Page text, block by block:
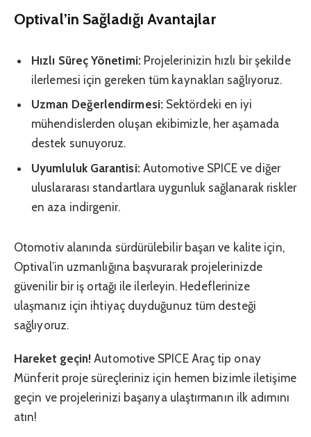
Optival’in Sağladığı Avantajlar
Hızlı Süreç Yönetimi:Projelerinizin hızlı bir şekilde
ilerlemesi için gereken tüm kaynakları sağlıyoruz.
Uzman Değerlendirmesi:Sektördeki en iyi
mühendislerden oluşan ekibimizle, her aşamada
destek sunuyoruz.
Uyumluluk Garantisi:Automotive SPICE ve diğer
uluslararası standartlara uygunluk sağlanarak riskler
en aza indirgenir.
Otomotiv alanında sürdürülebilir başarı ve kalite için,
Optival’in uzmanlığına başvurarak projelerinizde
güvenilir bir iş ortağı ile ilerleyin. Hedeflerinize
ulaşmanız için ihtiyaç duyduğunuz tüm desteği
sağlıyoruz.
Hareket geçin! Automotive SPICE Araç tip onay
Münferit proje süreçleriniz için hemen bizimle iletişime
geçin ve projelerinizi başarıya ulaştırmanın ilk adımını
atın!